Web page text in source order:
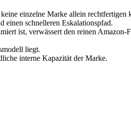
einzelne Marke allein rechtfertigen
einen schnelleren Eskalationspfad.
ist, verwässert den reinen Amazon-
liegt.
interne Kapazität der Marke.